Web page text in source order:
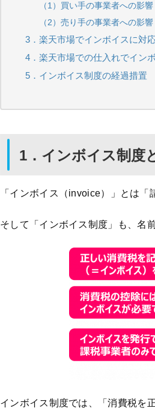
（1）買い手の事業者への影響
（2）売り手の事業者への影響
3．楽天市場でインボイスに対
4．楽天市場での仕入れでイン
5．インボイス制度の経過措置
1．インボイス制度
「インボイス（invoice）」とは「
そして「インボイス制度」も、名
インボイス制度では、「消費税を